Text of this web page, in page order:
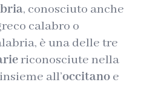
, conosciuto anche
calabro o
è una delle tre
riconosciute nella
all’occitanoe